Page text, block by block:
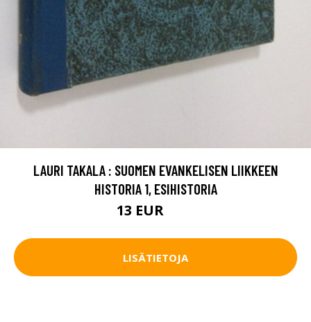
LAURI TAKALA : SUOMEN EVANKELISEN LIIKKEEN
HISTORIA 1, ESIHISTORIA
13 EUR
LISÄTIETOJA